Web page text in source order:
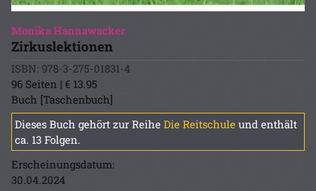
Monika Hannawacker
Zirkuslektionen
ISBN: 978-3-275-01831-4
96 Seiten | € 13.95
Buch [Taschenbuch]
Dieses Buch gehört zur Reihe Die Reitschule und enthält
ca. 13 Folgen.
Erscheinungsdatum:
30.04.2024